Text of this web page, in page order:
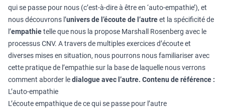
qui se passe pour nous (c’est-à-dire à être en ‘auto-empathie’), et
nous découvrons l’univers de l’écoute de l’autreet la spécificité de
l’empathietelle que nous la propose Marshall Rosenberg avec le
processus CNV. A travers de multiples exercices d’écoute et
diverses mises en situation, nous pourrons nous familiariser avec
cette pratique de l’empathie sur la base de laquelle nous verrons
comment aborder ledialogue avec l’autre. Contenu de référence :
L’auto-empathie
L’écoute empathique de ce qui se passe pour l’autre